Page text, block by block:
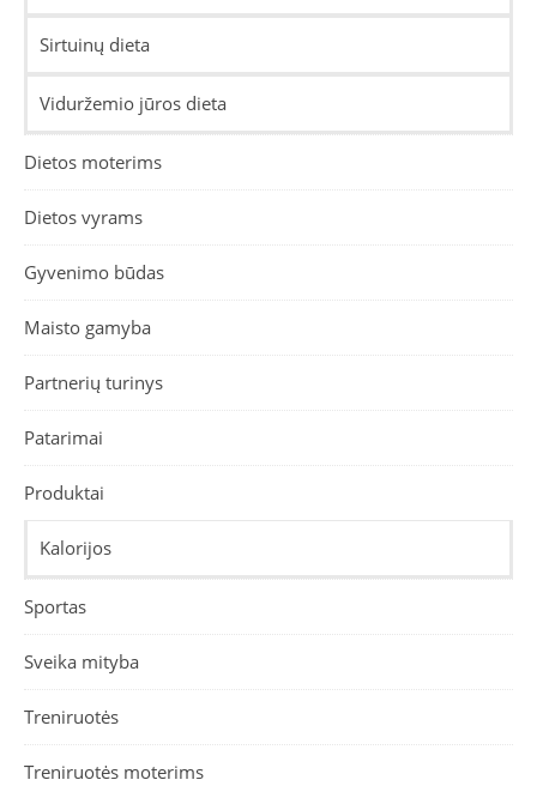
Sirtuinų dieta
Viduržemio jūros dieta
Dietos moterims
Dietos vyrams
Gyvenimo būdas
Maisto gamyba
Partnerių turinys
Patarimai
Produktai
Kalorijos
Sportas
Sveika mityba
Treniruotės
Treniruotės moterims